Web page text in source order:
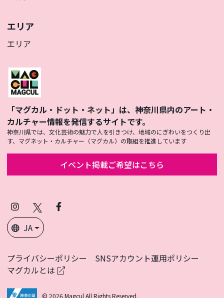
エリア
エリア
「マグカル・ドット・ネット」は、神奈川県内のアート・
カルチャー情報を発信するサイトです。
神奈川県では、文化芸術の魅力で人を引きつけ、地域のにぎわいをつくり出
す、マグネット・カルチャー（マグカル）の取組を推進しています
イベント掲載ご希望はこちら
Instagram
(Twitter)
Facebook
JA
プライバシーポリシー
SNSアカウント運用ポリシー
マグカルとは
© 2026 Magcul All Rights Reserved.